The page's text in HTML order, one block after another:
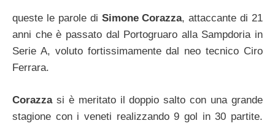
queste le parole di Simone Corazza, attaccante di 21
anni che è passato dal Portogruaro alla Sampdoria in
Serie A, voluto fortissimamente dal neo tecnico Ciro
Ferrara.
Corazzasi è meritato il doppio salto con una grande
stagione con i veneti realizzando 9 gol in 30 partite.